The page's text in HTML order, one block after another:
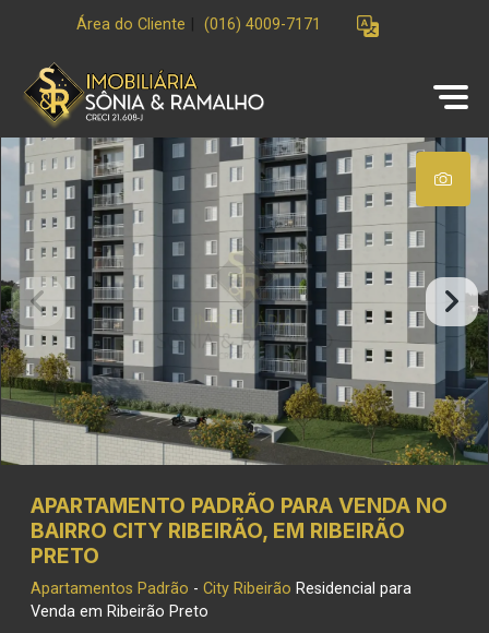
Área do Cliente (016) 4009-7171
APARTAMENTO PADRÃO PARA VENDA NO
BAIRRO CITY RIBEIRÃO, EM RIBEIRÃO
PRETO
Apartamentos Padrão - City Ribeirão Residencial para
Venda em Ribeirão Preto